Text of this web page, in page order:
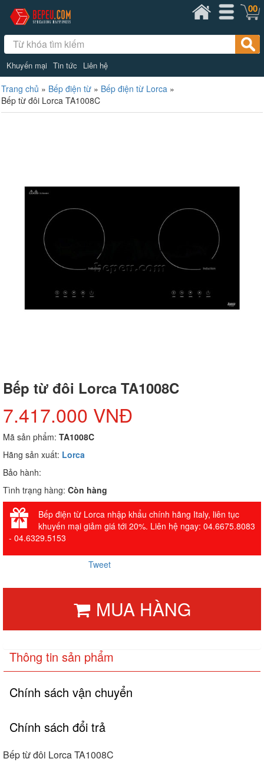
Khuyến mại Tin tức Liên hệ
00
Trang chủ » Bếp điện từ » Bếp điện từ Lorca »
Bếp từ đôi Lorca TA1008C
Bếp từ đôi Lorca TA1008C
7.417.000 VNĐ
Mã sản phẩm: TA1008C
Hãng sản xuất: Lorca
Bảo hành:
Tình trạng hàng: Còn hàng
Bếp điện từ Lorca nhập khẩu chính hãng Italy, liên tục
khuyến mại giảm giá tới 20%. Liên hệ ngay: 04.6675.8083
- 04.6329.5153
Tweet
MUA HÀNG
Thông tin sản phẩm
Chính sách vận chuyển
Chính sách đổi trả
Bếp từ đôi Lorca TA1008C